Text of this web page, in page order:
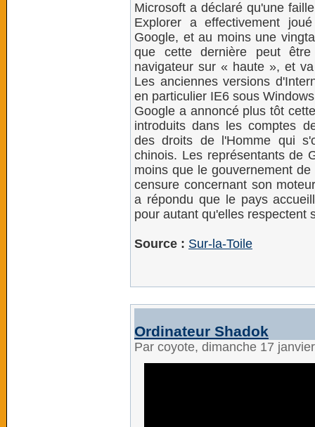
Microsoft a déclaré qu'une
Explorer a effectivement
Google, et au moins une
que cette dernière peut
navigateur sur « haute », et
Les anciennes versions
en particulier IE6 sous
Google a annoncé plus tôt
introduits dans les comptes
des droits de l'Homme qui
chinois. Les représentants de
moins que le gouvernement
censure concernant son
a répondu que le pays
pour autant qu'elles respectent
Source : Sur-la-Toile
Ordinateur Shadok
Par coyote, dimanche 17